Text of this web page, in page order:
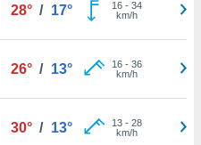
28° / 17° 16- 34
km/h
26° / 13° 16- 36
km/h
30° / 13° 13- 28
km/h